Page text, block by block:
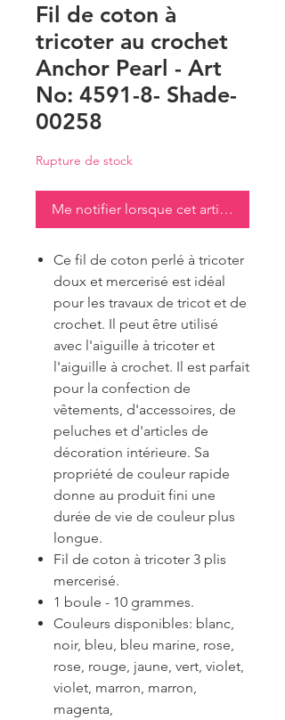
Fil de coton à
tricoter au crochet
Anchor Pearl - Art
No: 4591-8- Shade-
00258
Rupture de stock
Me notifier lorsque cet article est
Ce fil de coton perlé à tricoter
doux et mercerisé est idéal
pour les travaux de tricot et de
crochet. Il peut être utilisé
avec l'aiguille à tricoter et
l'aiguille à crochet. Il est parfait
pour la confection de
vêtements, d'accessoires, de
peluches et d'articles de
décoration intérieure. Sa
propriété de couleur rapide
donne au produit fini une
durée de vie de couleur plus
longue.
Fil de coton à tricoter 3 plis
mercerisé.
1 boule - 10 grammes.
Couleurs disponibles: blanc,
noir, bleu, bleu marine, rose,
rose, rouge, jaune, vert, violet,
violet, marron, marron,
magenta,